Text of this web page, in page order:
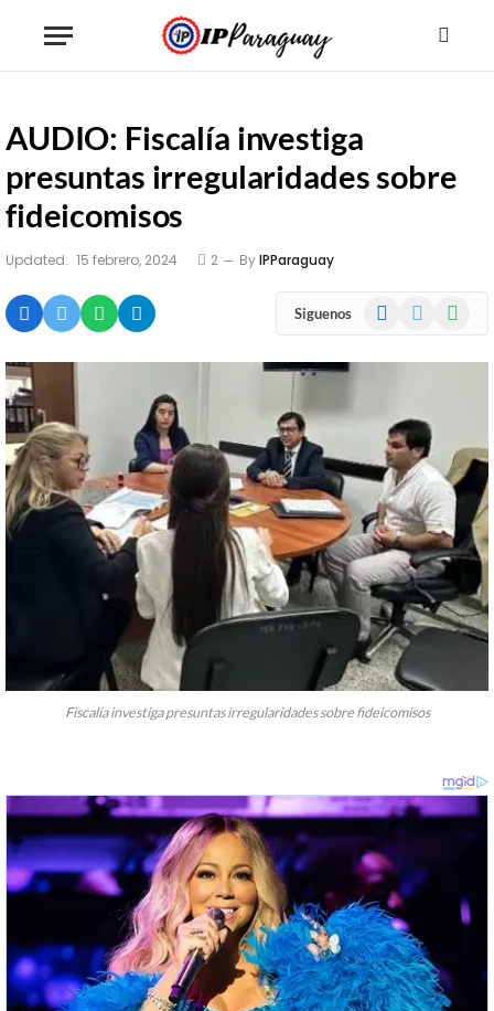
AUDIO: Fiscalía investiga
presuntas irregularidades sobre
fideicomisos
Updated: 15 febrero, 2024 2 ByIPParaguay
Siguenos Facebook
Fiscalía investiga presuntas irregularidades sobre fideicomisos